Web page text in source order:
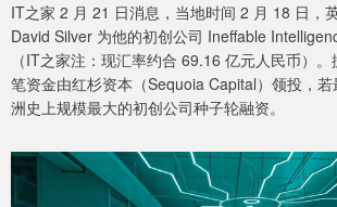
IT之家 2 月 21 日消息，当地时间 2 月 18 日，
David Silver 为他的初创公司 Ineffable
（IT之家注：现汇率约合 69.16 亿元人民币）
笔资金由红杉资本（Sequoia Capital）领投，
洲史上规模最大的初创公司种子轮融资。